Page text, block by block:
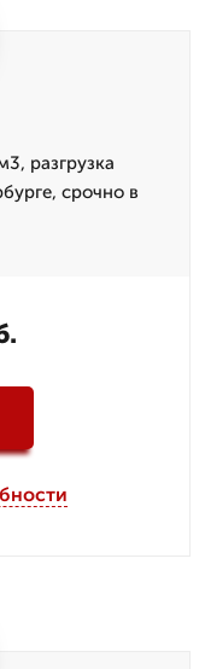
разгрузка
срочно в